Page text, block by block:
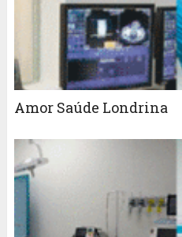
Amor Saúde Londrina